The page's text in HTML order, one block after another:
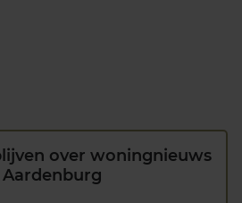
over woningnieuws
Aardenburg